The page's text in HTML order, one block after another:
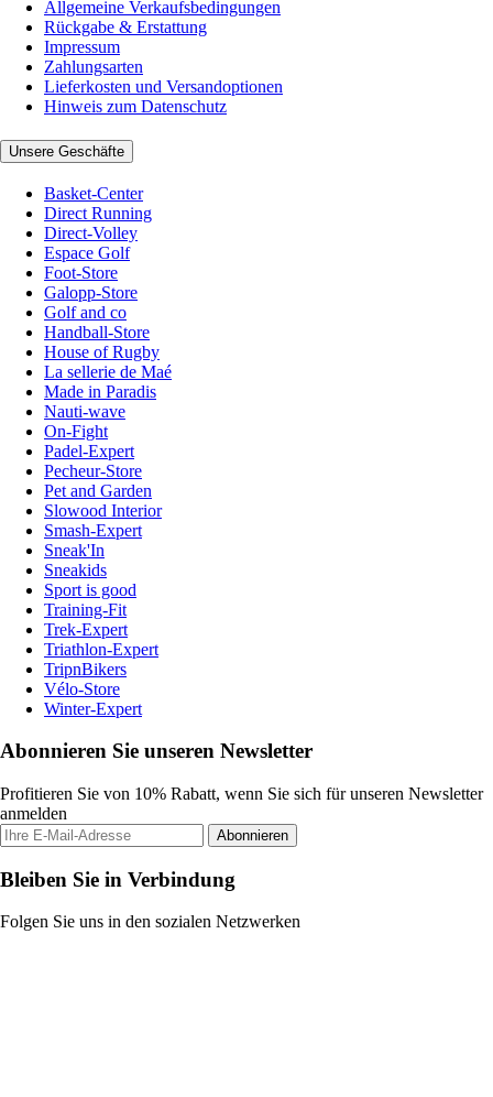
Allgemeine Verkaufsbedingungen
Rückgabe & Erstattung
Impressum
Zahlungsarten
Lieferkosten und Versandoptionen
Hinweis zum Datenschutz
Unsere Geschäfte
Basket-Center
Direct Running
Direct-Volley
Espace Golf
Foot-Store
Galopp-Store
Golf and co
Handball-Store
House of Rugby
La sellerie de Maé
Made in Paradis
Nauti-wave
On-Fight
Padel-Expert
Pecheur-Store
Pet and Garden
Slowood Interior
Smash-Expert
Sneak'In
Sneakids
Sport is good
Training-Fit
Trek-Expert
Triathlon-Expert
TripnBikers
Vélo-Store
Winter-Expert
Abonnieren Sie unseren Newsletter
Profitieren Sie von 10% Rabatt, wenn Sie sich für unseren Newsletter
anmelden
Abonnieren
Bleiben Sie in Verbindung
Folgen Sie uns in den sozialen Netzwerken